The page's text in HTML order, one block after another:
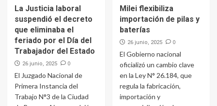
La Justicia laboral
suspendió el decreto
que eliminaba el
feriado por el Día del
Trabajador del Estado
26 junio, 2025 0
El Juzgado Nacional de
Primera Instancia del
Trabajo N°3 de la Ciudad
Milei flexibiliza
importación de pilas y
baterías
26 junio, 2025 0
El Gobierno nacional
oficializó un cambio clave
en la Ley N° 26.184, que
regula la fabricación,
importación y